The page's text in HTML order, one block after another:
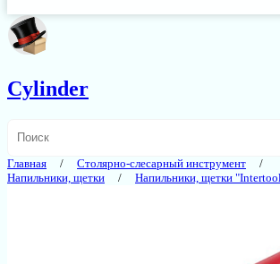
Cylinder
Главная
Столярно-слесарный инструмент
Напильники, щетки
Напильники, щетки